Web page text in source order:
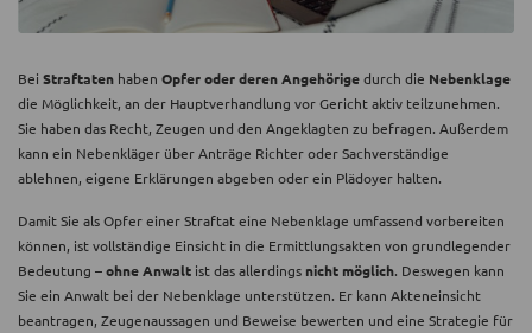
Bei Straftaten haben Opfer oder deren Angehörigedurch die Nebenklage
die Möglichkeit, an der Hauptverhandlung vor Gericht aktiv teilzunehmen.
Sie haben das Recht, Zeugen und den Angeklagten zu befragen. Außerdem
kann ein Nebenkläger über Anträge Richter oder Sachverständige
ablehnen, eigene Erklärungen abgeben oder ein Plädoyer halten.
Damit Sie als Opfer einer Straftat eine Nebenklage umfassend vorbereiten
können, ist vollständige Einsicht in die Ermittlungsakten von grundlegender
Bedeutung –ohne Anwalt ist das allerdings nicht möglich. Deswegen kann
Sie ein Anwalt bei der Nebenklage unterstützen. Er kann Akteneinsicht
beantragen, Zeugenaussagen und Beweise bewerten und eine Strategie für